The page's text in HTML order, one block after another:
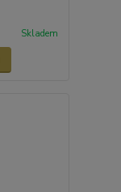
Skladem